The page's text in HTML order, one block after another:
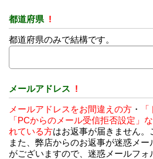
都道府県 !
都道府県のみで結構です。
メールアドレス !
メールアドレスをお間違えの方 ・
「PCからのメール受信拒否設定」
れている方はお返事が届きません。
また、弊店からのお返事が迷惑メ
がございますので、迷惑メールフォ